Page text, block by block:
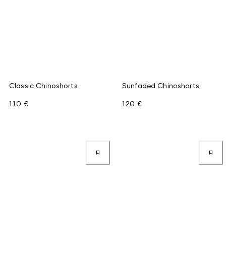
Classic Chinoshorts
110 €
Sunfaded Chinoshorts
120 €